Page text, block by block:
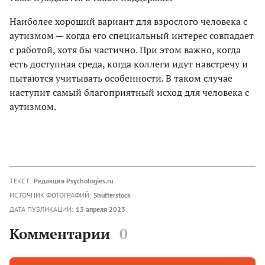
Наиболее хороший вариант для взрослого человека с
аутизмом — когда его специальный интерес совпадает
с работой, хотя бы частично. При этом важно, когда
есть доступная среда, когда коллеги идут навстречу и
пытаются учитывать особенности. В таком случае
наступит самый благоприятный исход для человека с
аутизмом.
ТЕКСТ: Редакция Psychologies.ru
ИСТОЧНИК ФОТОГРАФИЙ: Shutterstock
ДАТА ПУБЛИКАЦИИ: 13 апреля 2023
Комментарии 0